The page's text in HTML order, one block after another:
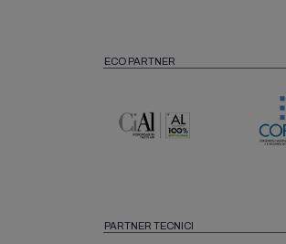
ECO PARTNER
PARTNER TECNICI